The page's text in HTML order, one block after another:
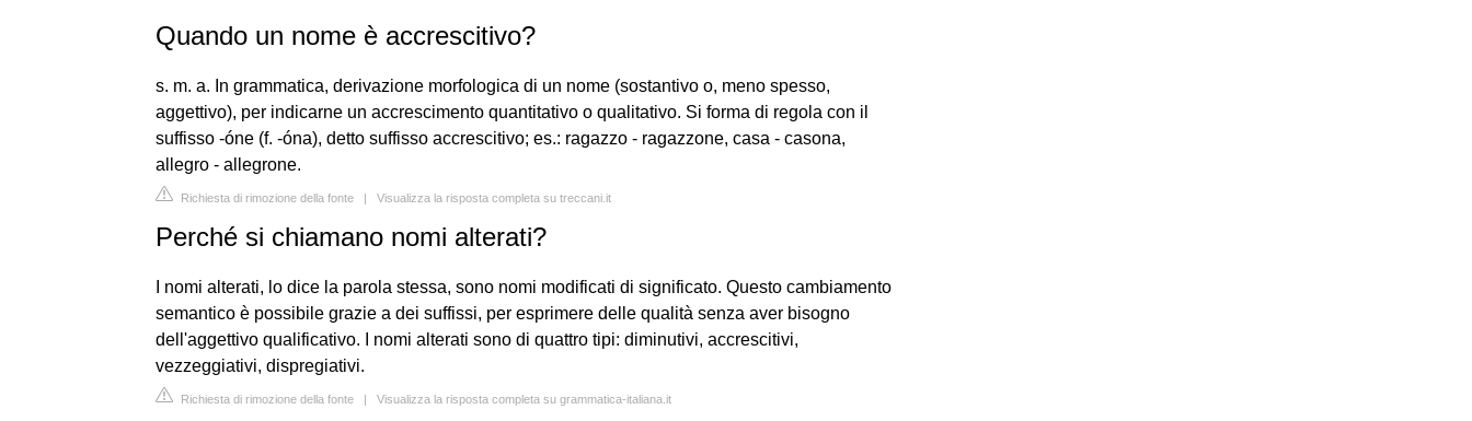
Quando un nome è accrescitivo?
s. m. a. In grammatica, derivazione morfologica di un nome (sostantivo o, meno spesso,
aggettivo), per indicarne un accrescimento quantitativo o qualitativo. Si forma di regola con il
suffisso -óne (f. -óna), detto suffisso accrescitivo; es.: ragazzo - ragazzone, casa - casona,
allegro - allegrone.
Richiesta di rimozione della fonte | Visualizza la risposta completa su treccani.it
Perché si chiamano nomi alterati?
I nomi alterati, lo dice la parola stessa, sono nomi modificati di significato. Questo cambiamento
semantico è possibile grazie a dei suffissi, per esprimere delle qualità senza aver bisogno
dell'aggettivo qualificativo. I nomi alterati sono di quattro tipi: diminutivi, accrescitivi,
vezzeggiativi, dispregiativi.
Richiesta di rimozione della fonte | Visualizza la risposta completa su grammatica-italiana.it